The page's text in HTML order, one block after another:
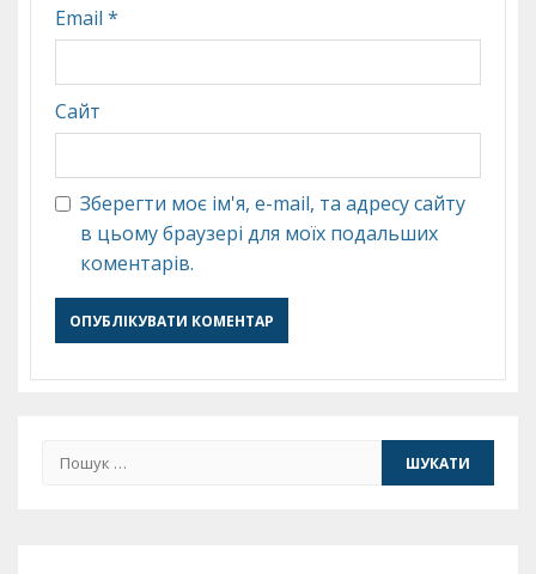
Email *
Сайт
Зберегти моє ім'я, e-mail, та адресу сайту
в цьому браузері для моїх подальших
коментарів.
Пошук: